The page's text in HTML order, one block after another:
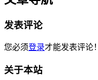
发表评论
您必须登录才能发表评论！
关于本站